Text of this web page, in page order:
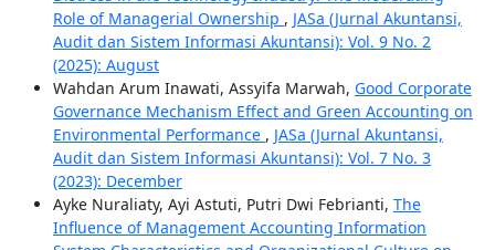
Role of Managerial Ownership , JASa (Jurnal Akuntansi,
Audit dan Sistem Informasi Akuntansi): Vol. 9 No. 2
(2025): August
Wahdan Arum Inawati, Assyifa Marwah, Good Corporate
Governance Mechanism Effect and Green Accounting on
Environmental Performance , JASa (Jurnal Akuntansi,
Audit dan Sistem Informasi Akuntansi): Vol. 7 No. 3
(2023): December
Ayke Nuraliaty, Ayi Astuti, Putri Dwi Febrianti, The
Influence of Management Accounting Information